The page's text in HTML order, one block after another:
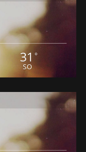
31 °
SO